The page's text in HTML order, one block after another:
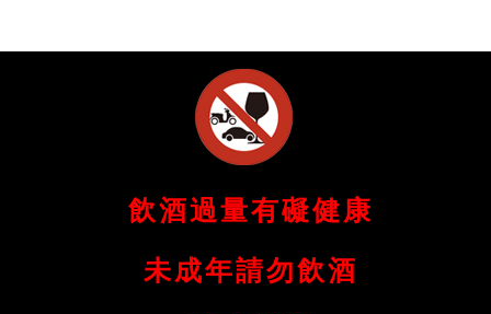
飲酒過量有礙健康
未成年請勿飲酒